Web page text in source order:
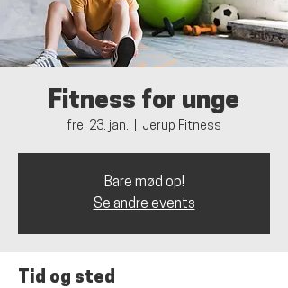
Fitness for unge
fre. 23. jan. Jerup Fitness
Bare mød op!
Se andre events
Tid og sted